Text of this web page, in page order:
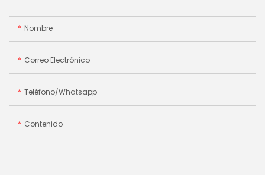
Nombre
Correo Electrónico
Teléfono/whatsapp
Contenido